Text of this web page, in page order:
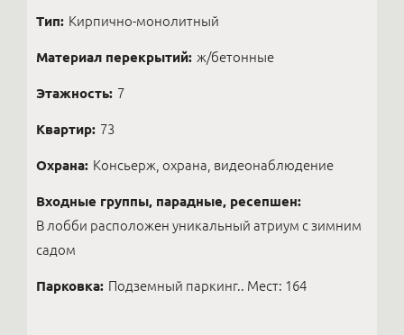
Тип: Кирпично-монолитный
Материал перекрытий: ж/бетонные
Этажность: 7
Квартир: 73
Охрана: Консьерж, охрана, видеонаблюдение
Входные группы, парадные, ресепшен:
В лобби расположен уникальный атриум с зимним
садом
Парковка: Подземный паркинг.. Мест: 164